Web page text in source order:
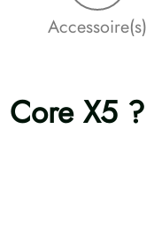
Accessoire(s)
Core X5 ?